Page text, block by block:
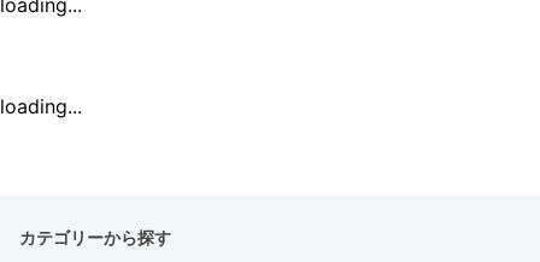
loading...
カテゴリーから探す